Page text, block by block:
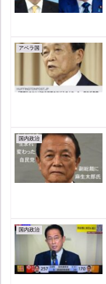
アベラ国
国内政治
国内政治